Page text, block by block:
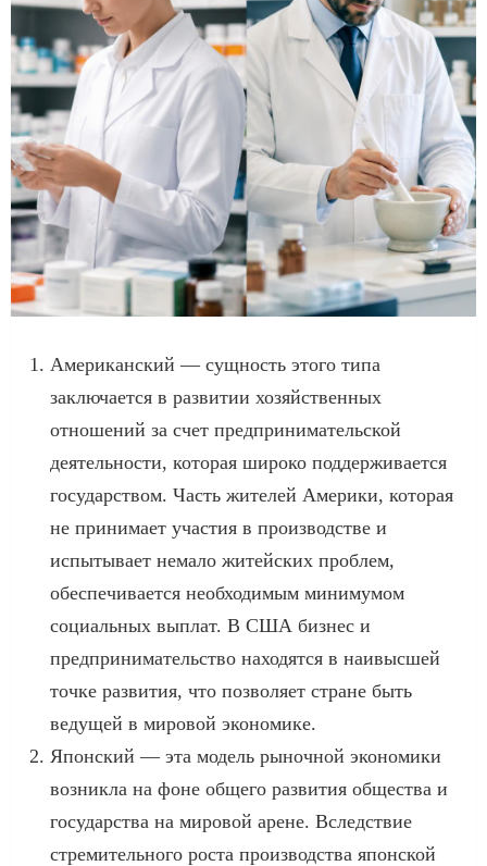
Американский — сущность этого типа
заключается в развитии хозяйственных
отношений за счет предпринимательской
деятельности, которая широко поддерживается
государством. Часть жителей Америки, которая
не принимает участия в производстве и
испытывает немало житейских проблем,
обеспечивается необходимым минимумом
социальных выплат. В США бизнес и
предпринимательство находятся в наивысшей
точке развития, что позволяет стране быть
ведущей в мировой экономике.
Японский — эта модель рыночной экономики
возникла на фоне общего развития общества и
государства на мировой арене. Вследствие
стремительного роста производства японской